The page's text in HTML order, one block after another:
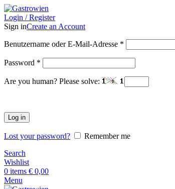
Login / Register
Sign inCreate an Account
Benutzername oder E-Mail-Adresse *
Password *
Are you human? Please solve:
Log in
Lost your password?
Remember me
Search
Wishlist
0 items € 0,00
Menu